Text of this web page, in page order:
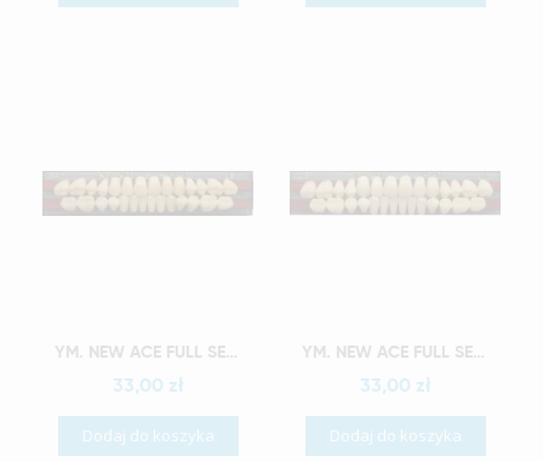
Szybki podgląd YM. NEW ACE FULL SET - AKRYLOWE ZĘBY SZTUCZNE - B2-O4
33,00 zł
Dodaj do koszyka
Szybki podgląd YM. NEW ACE FULL SET - AKRYLOWE ZĘBY SZTUCZNE - B2-O5
33,00 zł
Dodaj do koszyka